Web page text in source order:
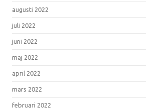
augusti 2022
juli 2022
juni 2022
maj 2022
april 2022
mars 2022
februari 2022